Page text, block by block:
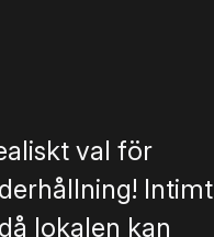
val för
Intimt
lokalen kan